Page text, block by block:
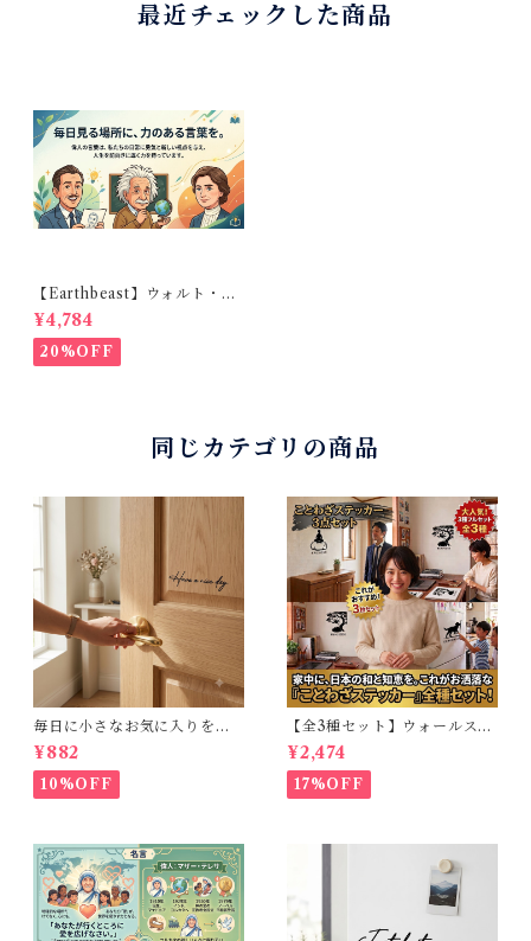
最近チェックした商品
【Earthbeast】ウォルト・デ
ィズニー、アインシュタイ
ン、ヘレン・ケラー： 空間に
貼るだけで、前向きな気持ち
が毎日よみがえる3点セット
¥4,784
20%OFF
同じカテゴリの商品
毎日に小さなお気に入りを。
Have a nice day. おしゃれな
カリグラフィー風 転写ウォー
ルステッカー (幅15cm)
¥882
10%OFF
【全3種セット】ウォールステ
ッカー 和風 ことわざ 30cm角
転写フィルムタイプ 部屋・玄
関・冷蔵庫などに貼れるイン
テリアシール（猿も木から落
¥2,474
17%OFF